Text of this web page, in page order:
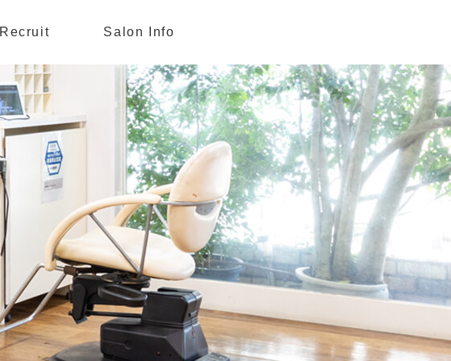
Recruit Salon Info